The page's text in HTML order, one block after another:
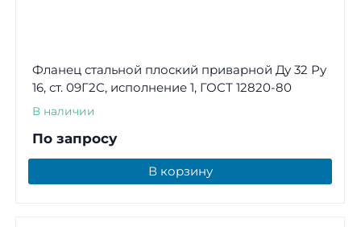
Фланец стальной плоский приварной Ду 32 Ру
16, ст. 09Г2С, исполнение 1, ГОСТ 12820-80
В наличии
По запросу
В корзину